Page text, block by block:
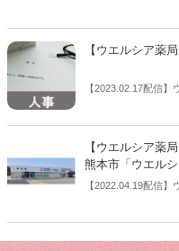
区、代表取締役社
おいてオンライン
した。医療法人社
【ウエルシア薬
【2023.02.17配信】
催の取締役会にお
【ウエルシア薬
熊本市「ウエル
【2022.04.19配信
薬局は４月21日に